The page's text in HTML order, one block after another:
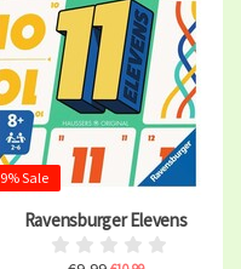
9% Sale
Ravensburger Elevens